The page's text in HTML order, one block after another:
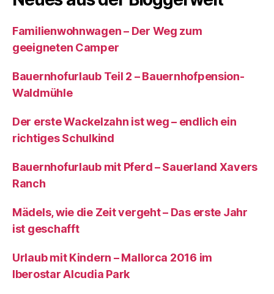
Familienwohnwagen – Der Weg zum
geeigneten Camper
Bauernhofurlaub Teil 2 – Bauernhofpension-
Waldmühle
Der erste Wackelzahn ist weg – endlich ein
richtiges Schulkind
Bauernhofurlaub mit Pferd – Sauerland Xavers
Ranch
Mädels, wie die Zeit vergeht – Das erste Jahr
ist geschafft
Urlaub mit Kindern – Mallorca 2016 im
Iberostar Alcudia Park